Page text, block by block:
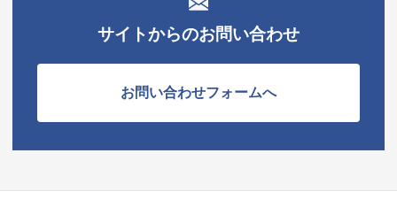
サイトからのお問い合わせ
お問い合わせフォームへ